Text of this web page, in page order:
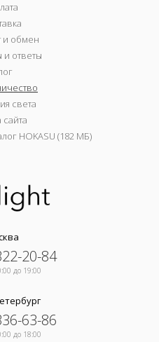
и обмен
ответы
света
сайта
HOKASU (182 МБ)
20-84
до 19:00
63-86
до 18:00